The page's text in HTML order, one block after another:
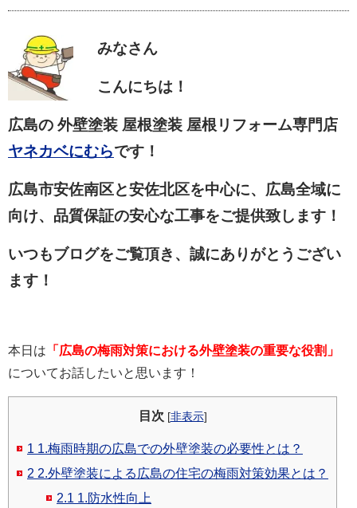
みなさん
こんにちは！
広島の 外壁塗装 屋根塗装 屋根リフォーム専門店
ヤネカベにむらです！
広島市安佐南区と安佐北区を中心に、広島全域に
向け、品質保証の安心な工事をご提供致します！
いつもブログをご覧頂き、誠にありがとうござい
ます！
本日は 「広島の梅雨対策における外壁塗装の重要な役割」
についてお話したいと思います！
目次 [非表示]
1 1.梅雨時期の広島での外壁塗装の必要性とは？
2 2.外壁塗装による広島の住宅の梅雨対策効果とは？
2.1 1.防水性向上